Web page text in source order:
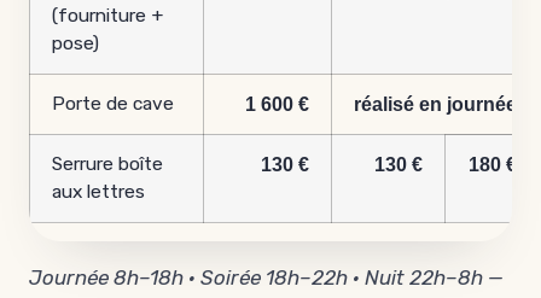
(fourniture +
pose)
Porte de cave 1 600 € réalisé en journée
Serrure boîte
aux lettres
130 € 130 € 180 €
Journée 8h–18h · Soirée 18h–22h · Nuit 22h–8h —